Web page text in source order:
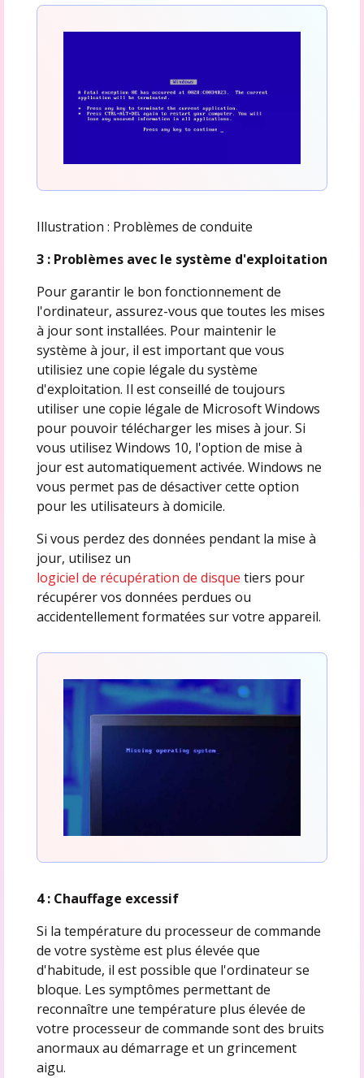
Illustration : Problèmes de conduite
3 : Problèmes avec le système d'exploitation
Pour garantir le bon fonctionnement de
l'ordinateur, assurez-vous que toutes les mises
à jour sont installées. Pour maintenir le
système à jour, il est important que vous
utilisiez une copie légale du système
d'exploitation. Il est conseillé de toujours
utiliser une copie légale de Microsoft Windows
pour pouvoir télécharger les mises à jour. Si
vous utilisez Windows 10, l'option de mise à
jour est automatiquement activée. Windows ne
vous permet pas de désactiver cette option
pour les utilisateurs à domicile.
Si vous perdez des données pendant la mise à
jour, utilisez un
logiciel de récupération de disque tiers pour
récupérer vos données perdues ou
accidentellement formatées sur votre appareil.
4 : Chauffage excessif
Si la température du processeur de commande
de votre système est plus élevée que
d'habitude, il est possible que l'ordinateur se
bloque. Les symptômes permettant de
reconnaître une température plus élevée de
votre processeur de commande sont des bruits
anormaux au démarrage et un grincement
aigu.